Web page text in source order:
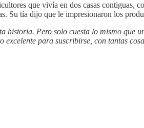
que vivía en dos casas contiguas,
Su tía dijo que le impresionaron los
historia. Pero solo cuesta lo mismo que
excelente para suscribirse, con tantas